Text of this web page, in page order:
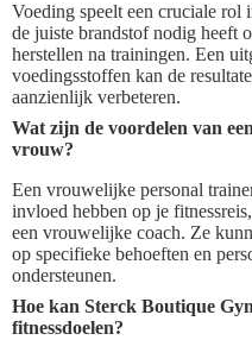
Voeding speelt een cruciale rol
de juiste brandstof nodig heeft
herstellen na trainingen. Een
voedingsstoffen kan de
aanzienlijk verbeteren.
Wat zijn de voordelen van
vrouw?
Een vrouwelijke personal
invloed hebben op je
een vrouwelijke coach. Ze
op specifieke behoeften en
ondersteunen.
Hoe kan Sterck Boutique
fitnessdoelen?